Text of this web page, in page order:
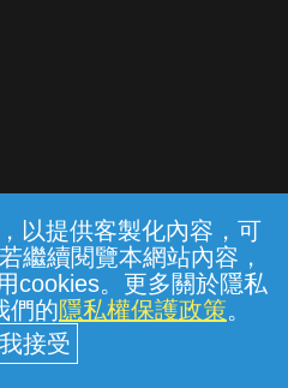
以提供客製化內容，可
繼續閱覽本網站內容，
cookies。更多關於隱私
們的隱私權保護政策。
服務條款 隱私權保護
公司個人家庭分公司
© 2026
{{notifyMsg}}